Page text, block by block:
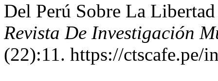
Del Perú Sobre La
Revista De Investigación
(22):11. https://ctscafe.pe/